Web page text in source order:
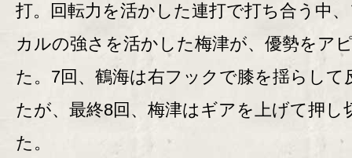
打。回転力を活かした連打で打ち合う中
カルの強さを活かした梅津が、優勢をア
た。7回、鶴海は右フックで膝を揺らして
たが、最終8回、梅津はギアを上げて押し
た。